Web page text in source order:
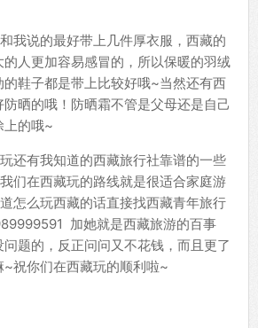
我说的最好带上几件厚衣服，西藏的
人更加容易感冒的，所以保暖的羽绒
的鞋子都是带上比较好哦~当然还有西
晒的哦！防晒霜不管是父母还是自己
上的哦~
还有我知道的西藏旅行社靠谱的一些
们在西藏玩的路线就是很适合家庭游
怎么玩西藏的话直接找西藏青年旅行
加她就是西藏旅游的百事
题的，反正问问又不花钱，而且更了
祝你们在西藏玩的顺利啦~